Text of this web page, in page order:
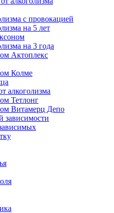
с провокацией
на 5 лет
на 3 года
Актоплекс
Колме
алкоголизма
Тетлонг
Витамерц Депо
зависимости